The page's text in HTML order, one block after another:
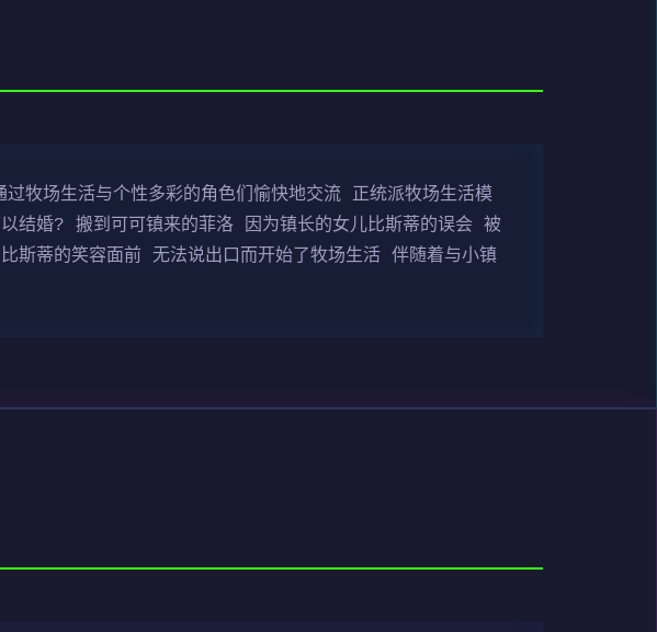
场生活与个性多彩的角色们愉快地交流 正统派牧场生活模
结婚? 搬到可可镇来的菲洛 因为镇长的女儿比斯蒂的误会 被
斯蒂的笑容面前 无法说出口而开始了牧场生活 伴随着与小镇